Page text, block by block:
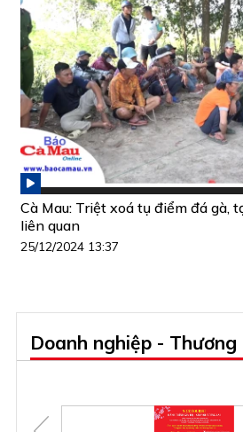
Cà Mau: Triệt xoá tụ điểm đá gà,
liên quan
25/12/2024 13:37
Doanh nghiệp - Thương